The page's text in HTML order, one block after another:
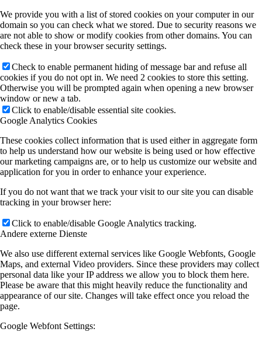
We provide you with a list of stored cookies on your computer in our
domain so you can check what we stored. Due to security reasons we
are not able to show or modify cookies from other domains. You can
check these in your browser security settings.
Check to enable permanent hiding of message bar and refuse all
cookies if you do not opt in. We need 2 cookies to store this setting.
Otherwise you will be prompted again when opening a new browser
window or new a tab.
Click to enable/disable essential site cookies.
Google Analytics Cookies
These cookies collect information that is used either in aggregate form
to help us understand how our website is being used or how effective
our marketing campaigns are, or to help us customize our website and
application for you in order to enhance your experience.
If you do not want that we track your visit to our site you can disable
tracking in your browser here:
Click to enable/disable Google Analytics tracking.
Andere externe Dienste
We also use different external services like Google Webfonts, Google
Maps, and external Video providers. Since these providers may collect
personal data like your IP address we allow you to block them here.
Please be aware that this might heavily reduce the functionality and
appearance of our site. Changes will take effect once you reload the
page.
Google Webfont Settings: